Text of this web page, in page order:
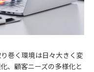
巻く環境は日々大きく変
、顧客ニーズの多様化と